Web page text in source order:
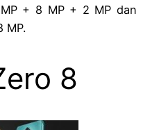
+ 8 MP + 2 MP dan
MP.
8